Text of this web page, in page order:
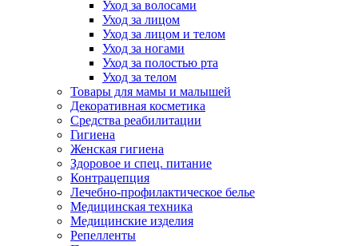
Уход за волосами
Уход за лицом
Уход за лицом и телом
Уход за ногами
Уход за полостью рта
Уход за телом
Товары для мамы и малышей
Декоративная косметика
Средства реабилитации
Гигиена
Женская гигиена
Здоровое и спец. питание
Контрацепция
Лечебно-профилактическое белье
Медицинская техника
Медицинские изделия
Репелленты